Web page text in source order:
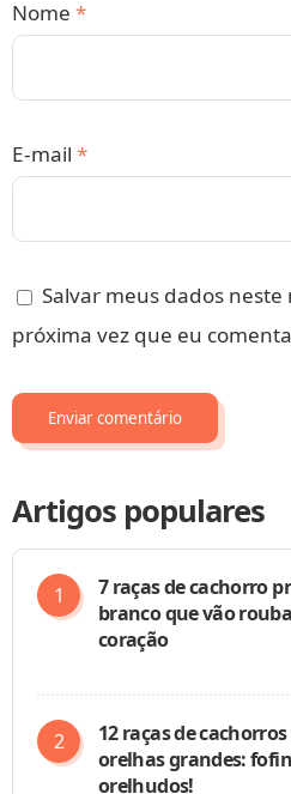
Nome *
E-mail *
Salvar meus dados
próxima vez que eu
Artigos populares
7 raças de cachorro
branco que vão
coração
12 raças de
orelhas grandes:
orelhudos!